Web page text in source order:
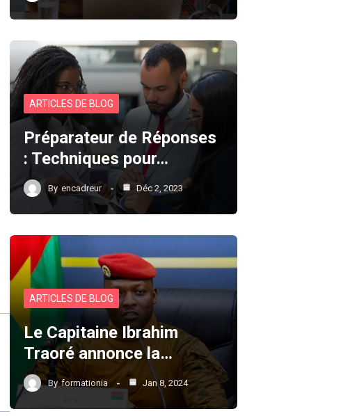
ARTICLES DE BLOG
Préparateur de Réponses
: Techniques pour…
By encadreur Déc 2, 2023
ARTICLES DE BLOG
Le Capitaine Ibrahim
Traoré annonce la…
By formationia Jan 8, 2024